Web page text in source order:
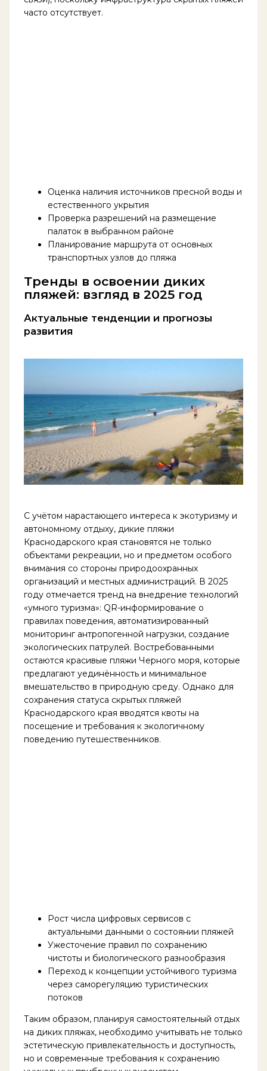
часто отсутствует.
Оценка наличия источников пресной воды и
естественного укрытия
Проверка разрешений на размещение
палаток в выбранном районе
Планирование маршрута от основных
транспортных узлов до пляжа
Тренды в освоении диких
пляжей: взгляд в 2025 год
Актуальные тенденции и прогнозы
развития
С учётом нарастающего интереса к экотуризму и
автономному отдыху, дикие пляжи
Краснодарского края становятся не только
объектами рекреации, но и предметом особого
внимания со стороны природоохранных
организаций и местных администраций. В 2025
году отмечается тренд на внедрение технологий
«умного туризма»: QR-информирование о
правилах поведения, автоматизированный
мониторинг антропогенной нагрузки, создание
экологических патрулей. Востребованными
остаются красивые пляжи Черного моря, которые
предлагают уединённость и минимальное
вмешательство в природную среду. Однако для
сохранения статуса скрытых пляжей
Краснодарского края вводятся квоты на
посещение и требования к экологичному
поведению путешественников.
Рост числа цифровых сервисов с
актуальными данными о состоянии пляжей
Ужесточение правил по сохранению
чистоты и биологического разнообразия
Переход к концепции устойчивого туризма
через саморегуляцию туристических
потоков
Таким образом, планируя самостоятельный отдых
на диких пляжах, необходимо учитывать не только
эстетическую привлекательность и доступность,
но и современные требования к сохранению